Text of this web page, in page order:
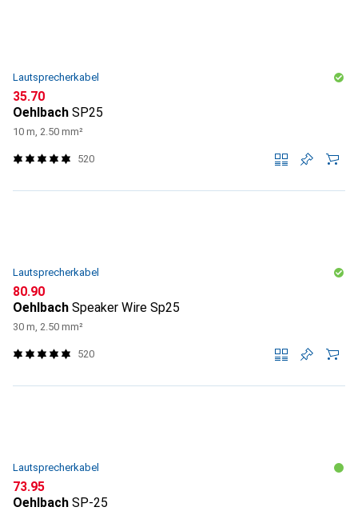
Lautsprecherkabel
CHF
35.70
Oehlbach SP25
10 m, 2.50 mm²
520
Lautsprecherkabel
CHF
80.90
Oehlbach Speaker Wire Sp25
30 m, 2.50 mm²
520
Lautsprecherkabel
CHF
73.95
Oehlbach SP-25